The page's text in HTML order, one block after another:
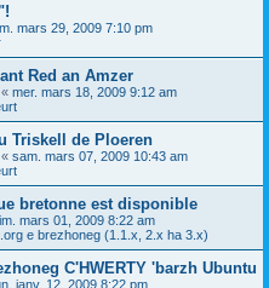
mars 29, 2009 7:10 pm
Red an Amzer
« mer. mars 18, 2009 9:12 am
Triskell de Ploeren
« sam. mars 07, 2009 10:43 am
bretonne est disponible
mars 01, 2009 8:22 am
e brezhoneg (1.1.x, 2.x ha 3.x)
C'HWERTY 'barzh Ubuntu
janv. 12, 2009 8:22 pm